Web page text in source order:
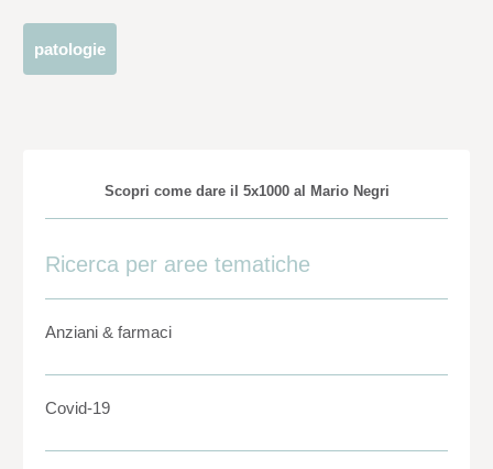
patologie
Scopri come dare il 5x1000 al Mario Negri
Ricerca per aree tematiche
Anziani & farmaci
Covid-19